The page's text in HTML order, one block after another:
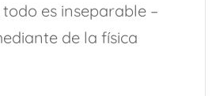
es inseparable –
de la física